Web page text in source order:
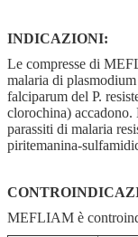
INDICAZIONI:
Le compresse di
malaria di
falciparum del P.
clorochina)
parassiti di malaria
piritemanina-
MEFLIAM è